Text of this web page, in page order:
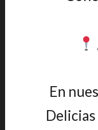
En
Delicias